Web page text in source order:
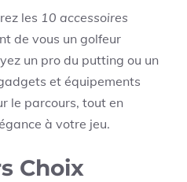
les 10 accessoires
de vous un golfeur
un pro du putting ou un
et équipements
le parcours, tout en
à votre jeu.
Choix